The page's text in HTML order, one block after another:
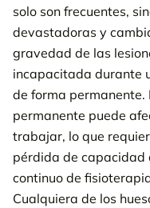
solo son frecuentes,
devastadoras y
gravedad de las
incapacitada durante
de forma
permanente puede
trabajar, lo que
pérdida de capacidad
continuo de
Cualquiera de los